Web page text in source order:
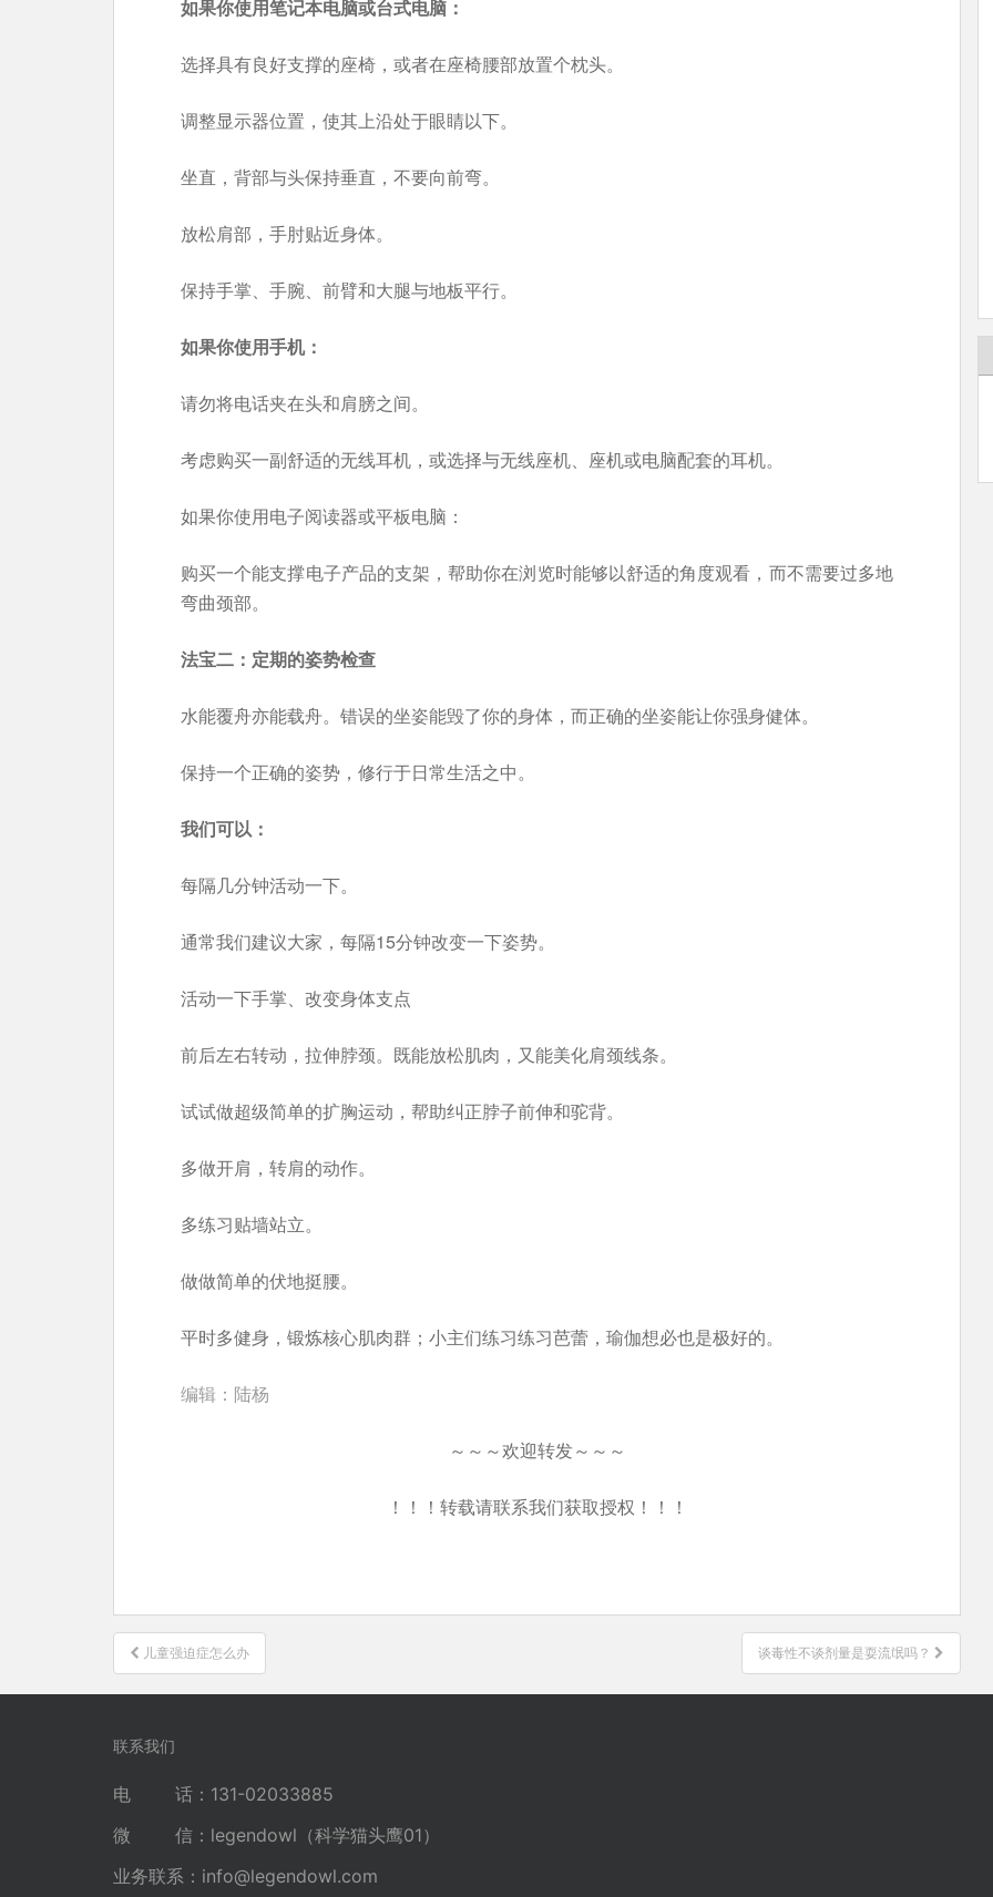
如果你使用笔记本电脑或台式电脑：
选择具有良好支撑的座椅，或者在座椅腰部放置个枕头。
调整显示器位置，使其上沿处于眼睛以下。
坐直，背部与头保持垂直，不要向前弯。
放松肩部，手肘贴近身体。
保持手掌、手腕、前臂和大腿与地板平行。
如果你使用手机：
请勿将电话夹在头和肩膀之间。
考虑购买一副舒适的无线耳机，或选择与无线座机、座机或电脑配套的耳机。
如果你使用电子阅读器或平板电脑：
购买一个能支撑电子产品的支架，帮助你在浏览时能够以舒适的角度观看，而不需要过多地
弯曲颈部。
法宝二：定期的姿势检查
水能覆舟亦能载舟。错误的坐姿能毁了你的身体，而正确的坐姿能让你强身健体。
保持一个正确的姿势，修行于日常生活之中。
我们可以：
每隔几分钟活动一下。
通常我们建议大家，每隔15分钟改变一下姿势。
活动一下手掌、改变身体支点
前后左右转动，拉伸脖颈。既能放松肌肉，又能美化肩颈线条。
试试做超级简单的扩胸运动，帮助纠正脖子前伸和驼背。
多做开肩，转肩的动作。
多练习贴墙站立。
做做简单的伏地挺腰。
平时多健身，锻炼核心肌肉群；小主们练习练习芭蕾，瑜伽想必也是极好的。
编辑：陆杨
～～～欢迎转发～～～
！！！转载请联系我们获取授权！！！
文
章
导
儿童强迫症怎么办 谈毒性不谈剂量是耍流氓吗？
联系我们
电 话：131-02033885
微 信：legendowl（科学猫头鹰01）
业务联系： info@legendowl.com